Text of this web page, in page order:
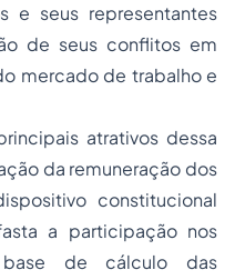
e seus representantes
de seus conflitos em
mercado de trabalho e
atrativos dessa
da remuneração dos
constitucional
a participação nos
de cálculo das